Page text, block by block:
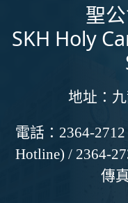
聖
SKH Holy
地址：
電話： 2364-
Hotline) / 2364-
傳